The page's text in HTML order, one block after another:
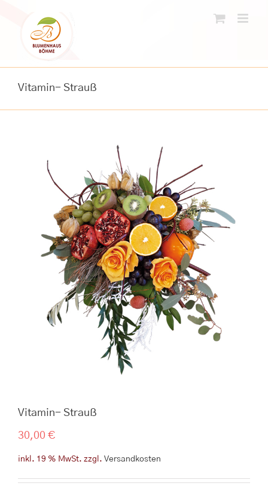
content
Vitamin- Strauß
Vitamin- Strauß
30,00 €
inkl. 19 % MwSt. zzgl. Versandkosten